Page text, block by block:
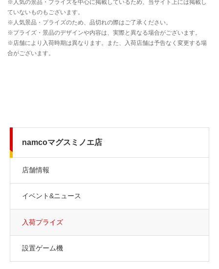
namcoマグスミノエ店
店舗情報
イベント&ニュース
入荷プライズ
設置ゲーム機